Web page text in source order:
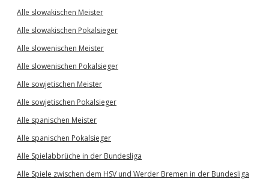
Alle slowakischen Meister
Alle slowakischen Pokalsieger
Alle slowenischen Meister
Alle slowenischen Pokalsieger
Alle sowjetischen Meister
Alle sowjetischen Pokalsieger
Alle spanischen Meister
Alle spanischen Pokalsieger
Alle Spielabbrüche in der Bundesliga
Alle Spiele zwischen dem HSV und Werder Bremen in der Bundesliga